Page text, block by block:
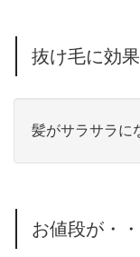
抜け毛に効果
髪がサラサラに
お値段が・・